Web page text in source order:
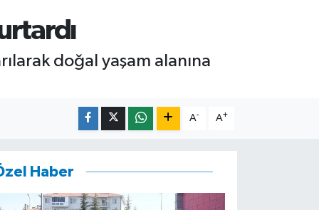
doğal yaşam alanına
A- A+
Haber